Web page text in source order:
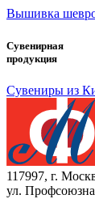
Вышивка
Сувенирная
продукция
Сувениры из
117997, г.
ул.